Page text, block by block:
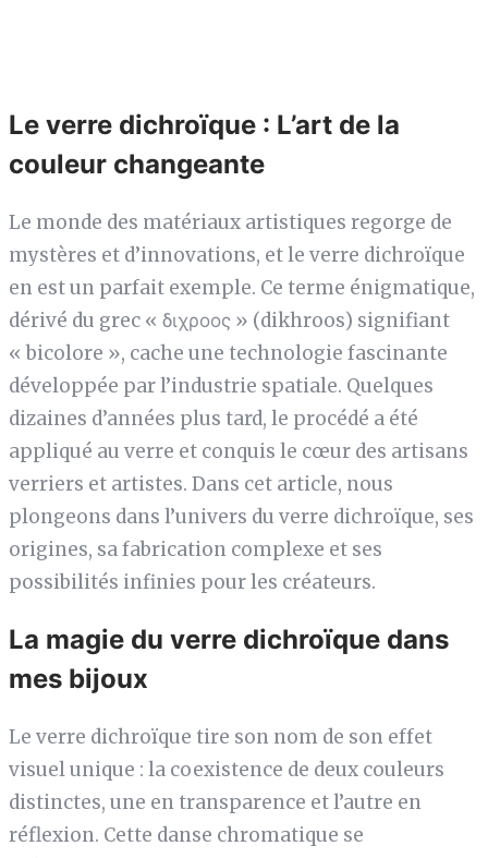
Le verre dichroïque : L’art de la
couleur changeante
Le monde des matériaux artistiques regorge de
mystères et d’innovations, et le verre dichroïque
en est un parfait exemple. Ce terme énigmatique,
dérivé du grec « διχροος » (dikhroos) signifiant
« bicolore », cache une technologie fascinante
développée par l’industrie spatiale. Quelques
dizaines d’années plus tard, le procédé a été
appliqué au verre et conquis le cœur des artisans
verriers et artistes. Dans cet article, nous
plongeons dans l’univers du verre dichroïque, ses
origines, sa fabrication complexe et ses
possibilités infinies pour les créateurs.
La magie du verre dichroïque dans
mes bijoux
Le verre dichroïque tire son nom de son effet
visuel unique : la coexistence de deux couleurs
distinctes, une en transparence et l’autre en
réflexion. Cette danse chromatique se